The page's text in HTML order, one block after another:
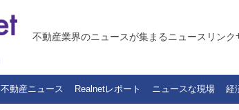
不動産業界のニュースが集まるニュースリンク
不動産ニュース Realnetレポート ニュースな現場 経